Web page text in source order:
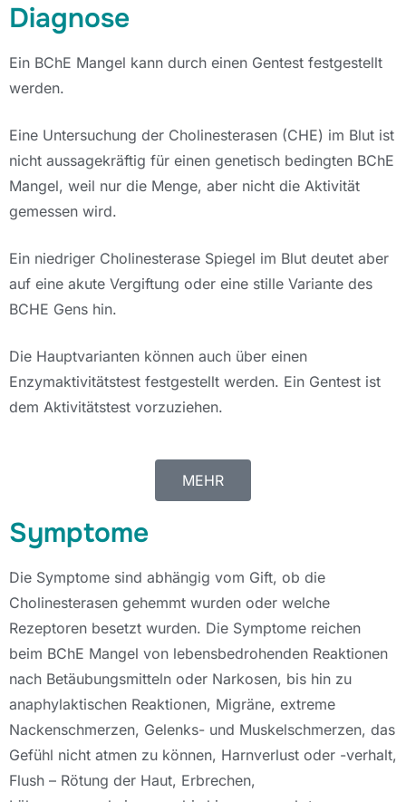
Diagnose
Ein BChE Mangel kann durch einen Gentest festgestellt
werden.
Eine Untersuchung der Cholinesterasen (CHE) im Blut ist
nicht aussagekräftig für einen genetisch bedingten BChE
Mangel, weil nur die Menge, aber nicht die Aktivität
gemessen wird.
Ein niedriger Cholinesterase Spiegel im Blut deutet aber
auf eine akute Vergiftung oder eine stille Variante des
BCHE Gens hin.
Die Hauptvarianten können auch über einen
Enzymaktivitätstest festgestellt werden. Ein Gentest ist
dem Aktivitätstest vorzuziehen.
MEHR
Symptome
Die Symptome sind abhängig vom Gift, ob die
Cholinesterasen gehemmt wurden oder welche
Rezeptoren besetzt wurden. Die Symptome reichen
beim BChE Mangel von lebensbedrohenden Reaktionen
nach Betäubungsmitteln oder Narkosen, bis hin zu
anaphylaktischen Reaktionen, Migräne, extreme
Nackenschmerzen, Gelenks- und Muskelschmerzen, das
Gefühl nicht atmen zu können, Harnverlust oder -verhalt,
Flush – Rötung der Haut, Erbrechen,